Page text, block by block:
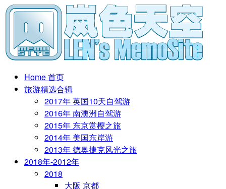
Home 首页
旅游精选合辑
2017年 英国10天自驾游
2016年 南澳洲自驾游
2015年 东京赏樱之旅
2014年 美国东岸游
2013年 德奥捷克风光之旅
2018年-2012年
2018
大阪 京都